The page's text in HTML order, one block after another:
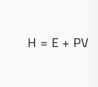
H = E + PV